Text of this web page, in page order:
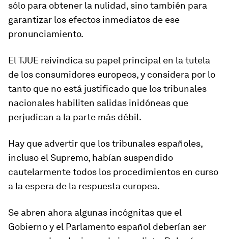
sólo para obtener la nulidad, sino también para
garantizar los efectos inmediatos de ese
pronunciamiento.
El TJUE reivindica su papel principal en la tutela
de los consumidores europeos, y considera por lo
tanto que no está justificado que los tribunales
nacionales habiliten salidas inidóneas que
perjudican a la parte más débil.
Hay que advertir que los tribunales españoles,
incluso el Supremo, habían suspendido
cautelarmente todos los procedimientos en curso
a la espera de la respuesta europea.
Se abren ahora algunas incógnitas que el
Gobierno y el Parlamento español deberían ser